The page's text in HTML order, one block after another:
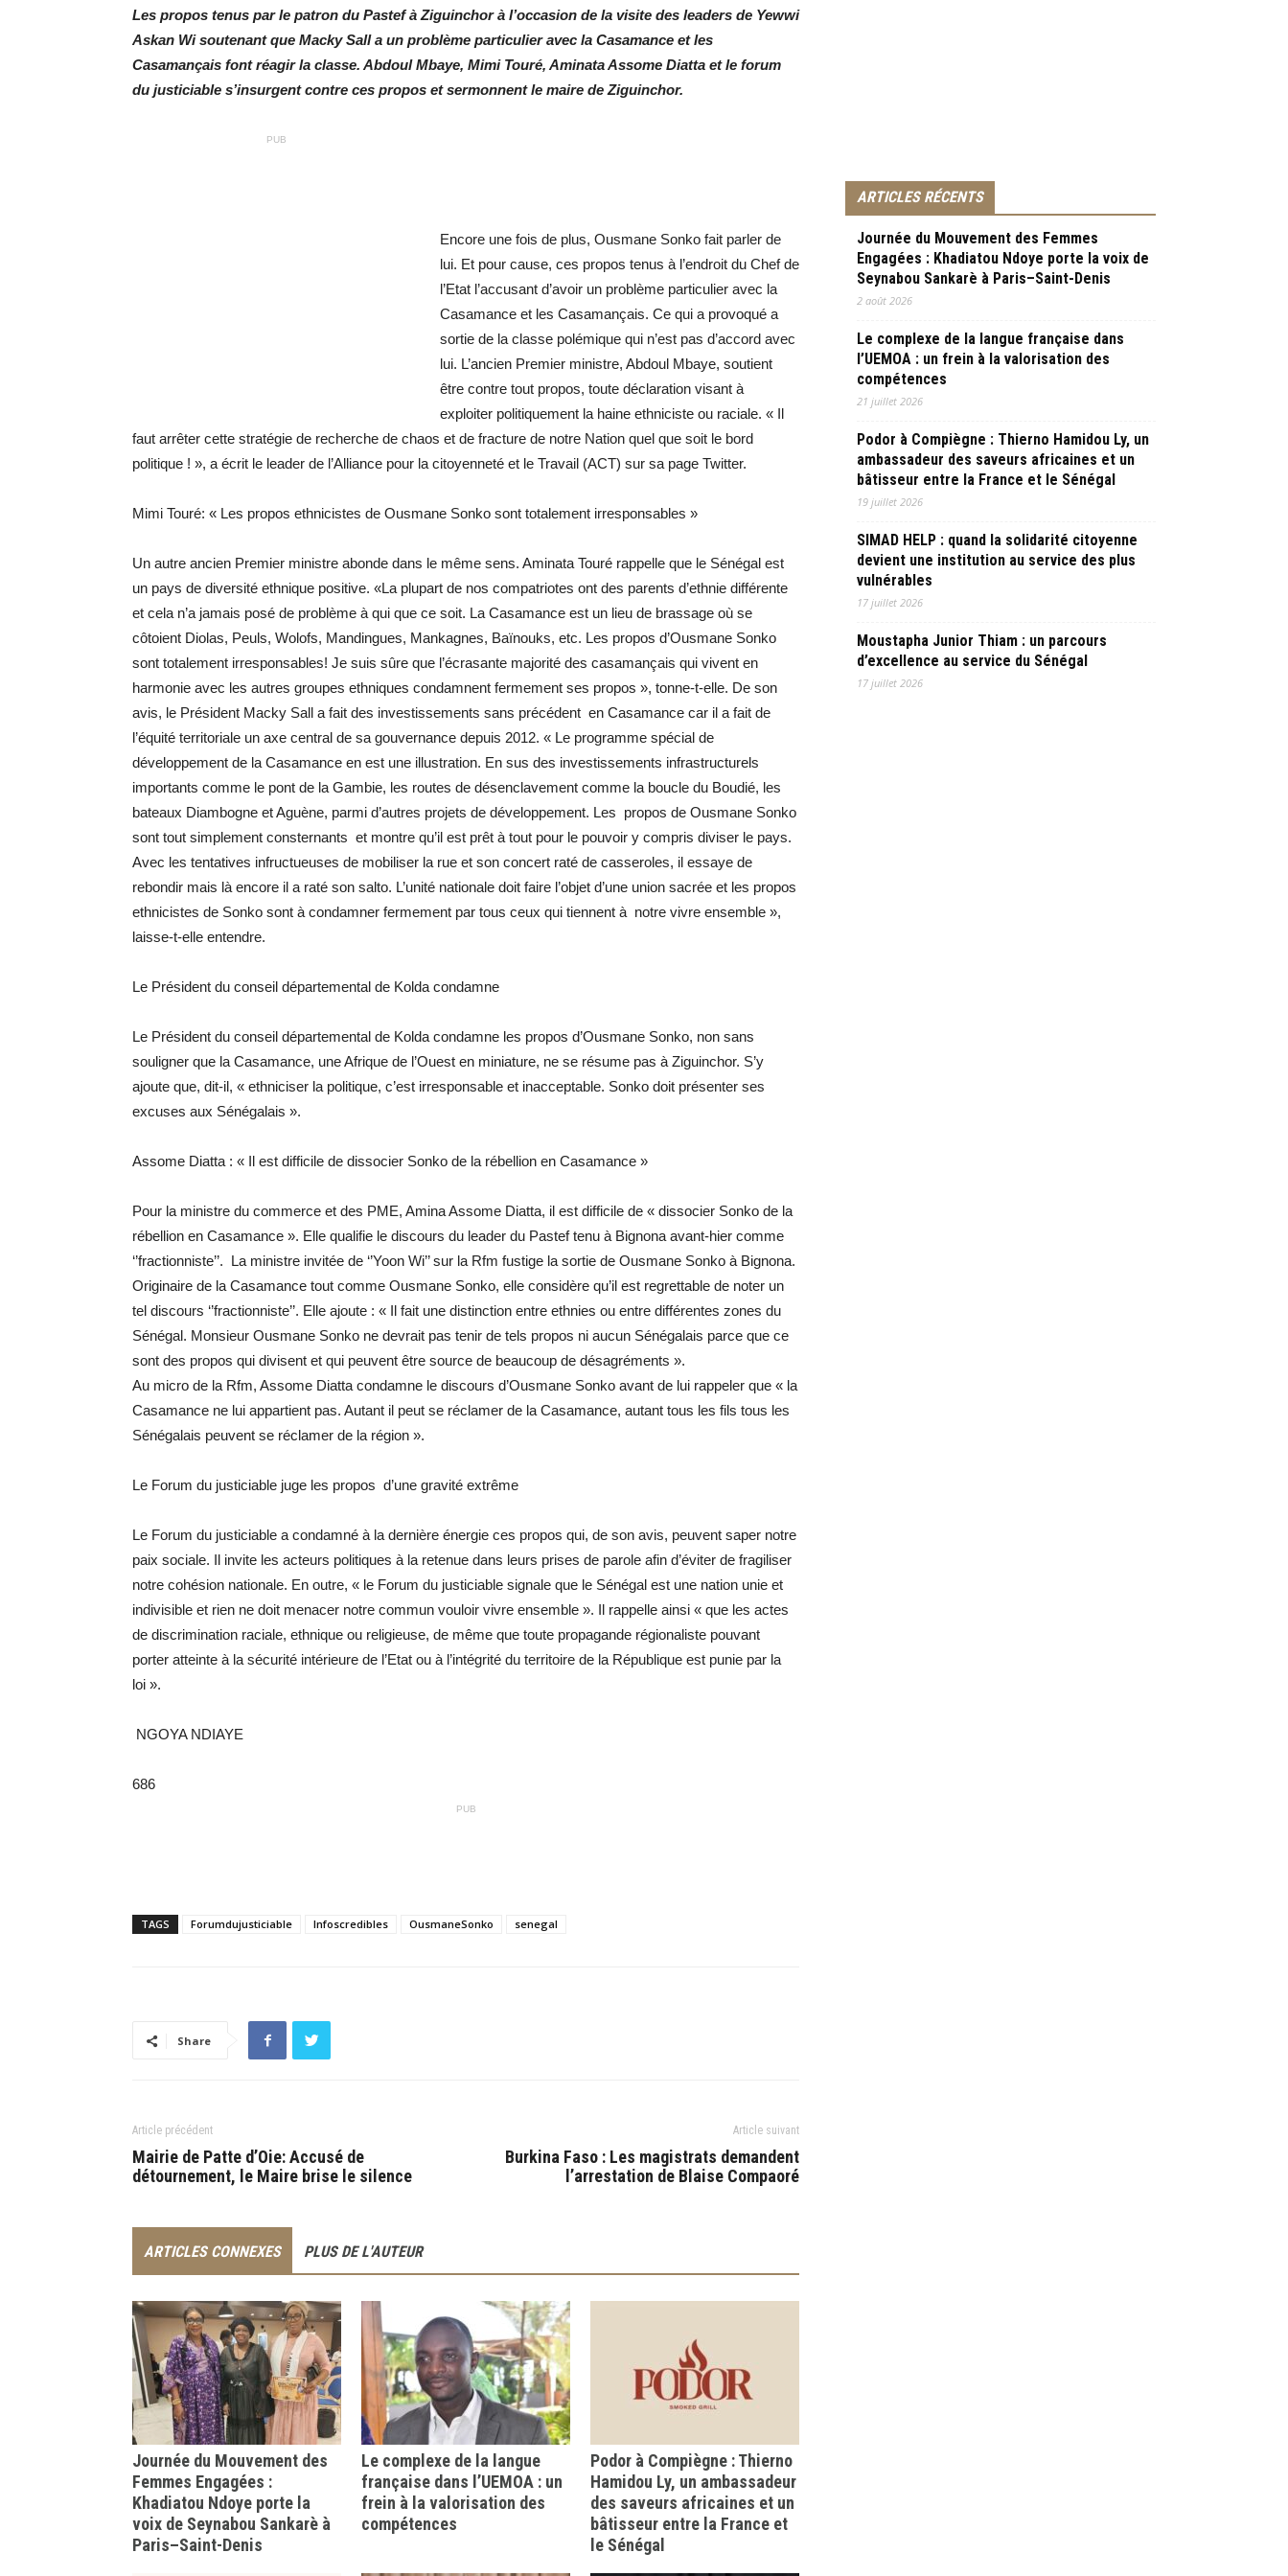
Les propos tenus par le patron du Pastef à Ziguinchor à l’occasion de la visite des leaders de Yewwi
Askan Wi soutenant que Macky Sall a un problème particulier avec la Casamance et les
Casamançais font réagir la classe. Abdoul Mbaye, Mimi Touré, Aminata Assome Diatta et le forum
du justiciable s’insurgent contre ces propos et sermonnent le maire de Ziguinchor.
PUB
Encore une fois de plus, Ousmane Sonko fait parler de
lui. Et pour cause, ces propos tenus à l’endroit du Chef de
l’Etat l’accusant d’avoir un problème particulier avec la
Casamance et les Casamançais. Ce qui a provoqué a
sortie de la classe polémique qui n’est pas d’accord avec
lui. L’ancien Premier ministre, Abdoul Mbaye, soutient
être contre tout propos, toute déclaration visant à
exploiter politiquement la haine ethniciste ou raciale. « Il
faut arrêter cette stratégie de recherche de chaos et de fracture de notre Nation quel que soit le bord
politique ! », a écrit le leader de l’Alliance pour la citoyenneté et le Travail (ACT) sur sa page Twitter.
Mimi Touré: « Les propos ethnicistes de Ousmane Sonko sont totalement irresponsables »
Un autre ancien Premier ministre abonde dans le même sens. Aminata Touré rappelle que le Sénégal est
un pays de diversité ethnique positive. «La plupart de nos compatriotes ont des parents d’ethnie différente
et cela n’a jamais posé de problème à qui que ce soit. La Casamance est un lieu de brassage où se
côtoient Diolas, Peuls, Wolofs, Mandingues, Mankagnes, Baïnouks, etc. Les propos d’Ousmane Sonko
sont totalement irresponsables! Je suis sûre que l’écrasante majorité des casamançais qui vivent en
harmonie avec les autres groupes ethniques condamnent fermement ses propos », tonne-t-elle. De son
avis, le Président Macky Sall a fait des investissements sans précédent en Casamance car il a fait de
l’équité territoriale un axe central de sa gouvernance depuis 2012. « Le programme spécial de
développement de la Casamance en est une illustration. En sus des investissements infrastructurels
importants comme le pont de la Gambie, les routes de désenclavement comme la boucle du Boudié, les
bateaux Diambogne et Aguène, parmi d’autres projets de développement. Les propos de Ousmane Sonko
sont tout simplement consternants et montre qu’il est prêt à tout pour le pouvoir y compris diviser le pays.
Avec les tentatives infructueuses de mobiliser la rue et son concert raté de casseroles, il essaye de
rebondir mais là encore il a raté son salto. L’unité nationale doit faire l’objet d’une union sacrée et les propos
ethnicistes de Sonko sont à condamner fermement par tous ceux qui tiennent à notre vivre ensemble »,
laisse-t-elle entendre.
Le Président du conseil départemental de Kolda condamne
Le Président du conseil départemental de Kolda condamne les propos d’Ousmane Sonko, non sans
souligner que la Casamance, une Afrique de l’Ouest en miniature, ne se résume pas à Ziguinchor. S’y
ajoute que, dit-il, « ethniciser la politique, c’est irresponsable et inacceptable. Sonko doit présenter ses
excuses aux Sénégalais ».
Assome Diatta : « Il est difficile de dissocier Sonko de la rébellion en Casamance »
Pour la ministre du commerce et des PME, Amina Assome Diatta, il est difficile de « dissocier Sonko de la
rébellion en Casamance ». Elle qualifie le discours du leader du Pastef tenu à Bignona avant-hier comme
‘’fractionniste’’. La ministre invitée de ‘’Yoon Wi’’ sur la Rfm fustige la sortie de Ousmane Sonko à Bignona.
Originaire de la Casamance tout comme Ousmane Sonko, elle considère qu’il est regrettable de noter un
tel discours ‘’fractionniste’’. Elle ajoute : « Il fait une distinction entre ethnies ou entre différentes zones du
Sénégal. Monsieur Ousmane Sonko ne devrait pas tenir de tels propos ni aucun Sénégalais parce que ce
sont des propos qui divisent et qui peuvent être source de beaucoup de désagréments ».
Au micro de la Rfm, Assome Diatta condamne le discours d’Ousmane Sonko avant de lui rappeler que « la
Casamance ne lui appartient pas. Autant il peut se réclamer de la Casamance, autant tous les fils tous les
Sénégalais peuvent se réclamer de la région ».
Le Forum du justiciable juge les propos d’une gravité extrême
Le Forum du justiciable a condamné à la dernière énergie ces propos qui, de son avis, peuvent saper notre
paix sociale. Il invite les acteurs politiques à la retenue dans leurs prises de parole afin d’éviter de fragiliser
notre cohésion nationale. En outre, « le Forum du justiciable signale que le Sénégal est une nation unie et
indivisible et rien ne doit menacer notre commun vouloir vivre ensemble ». Il rappelle ainsi « que les actes
de discrimination raciale, ethnique ou religieuse, de même que toute propagande régionaliste pouvant
porter atteinte à la sécurité intérieure de l’Etat ou à l’intégrité du territoire de la République est punie par la
loi ».
NGOYA NDIAYE
686
PUB
TAGS Forumdujusticiable Infoscredibles OusmaneSonko senegal
Share
Article précédent
Mairie de Patte d’Oie: Accusé de
détournement, le Maire brise le silence
Article suivant
Burkina Faso : Les magistrats demandent
l’arrestation de Blaise Compaoré
ARTICLES CONNEXES PLUS DE L'AUTEUR
Journée du Mouvement des
Femmes Engagées :
Khadiatou Ndoye porte la
voix de Seynabou Sankarè à
Paris–Saint-Denis
Le complexe de la langue
française dans l’UEMOA : un
frein à la valorisation des
compétences
Podor à Compiègne : Thierno
Hamidou Ly, un ambassadeur
des saveurs africaines et un
bâtisseur entre la France et
le Sénégal
ARTICLES RÉCENTS
Journée du Mouvement des Femmes
Engagées : Khadiatou Ndoye porte la voix de
Seynabou Sankarè à Paris–Saint-Denis
2 août 2026
Le complexe de la langue française dans
l’UEMOA : un frein à la valorisation des
compétences
21 juillet 2026
Podor à Compiègne : Thierno Hamidou Ly, un
ambassadeur des saveurs africaines et un
bâtisseur entre la France et le Sénégal
19 juillet 2026
SIMAD HELP : quand la solidarité citoyenne
devient une institution au service des plus
vulnérables
17 juillet 2026
Moustapha Junior Thiam : un parcours
d’excellence au service du Sénégal
17 juillet 2026